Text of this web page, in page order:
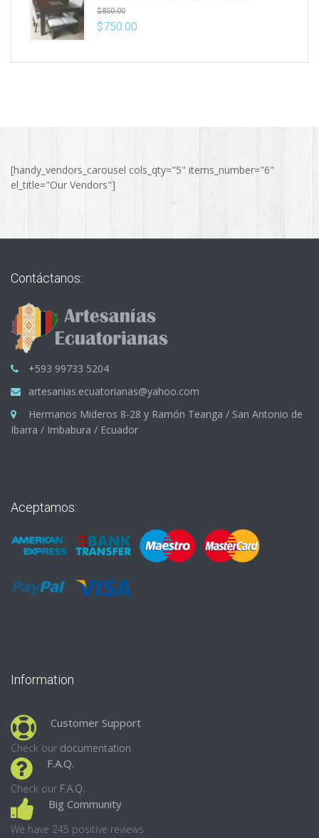
$850.00
$750.00
[handy_vendors_carousel cols_qty="5" items_number="6"
el_title="Our Vendors"]
Contáctanos:
+593 99733 5204
artesanias.ecuatorianas@yahoo.com
Hermanos Mideros 8-28 y Ramón Teanga / San Antonio de
Ibarra / Imbabura / Ecuador
Aceptamos:
Information
Customer Support
Check our documentation
F.A.Q.
Check our F.A.Q.
Big Community
We have 245 positive reviews